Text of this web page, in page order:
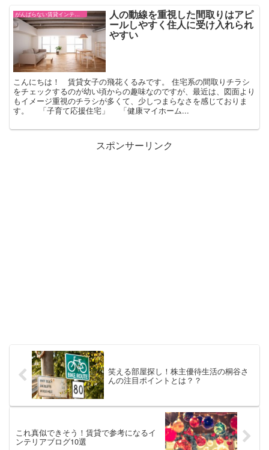
がんばらない賃貸インテリア 人の動線を重視した間取りはアピ
ールしやすく住人に受け入れられ
やすい
こんにちは！ 賃貸女子の飛花くるみです。 住宅系の間取りチラシ
をチェックするのが幼い頃からの趣味なのですが、最近は、図面より
もイメージ重視のチラシが多くて、少しつまらなさを感じておりま
す。 「子育て応援住宅」 「健康マイホーム...
スポンサーリンク
笑える部屋探し！株主優待生活の桐谷さ
んの注目ポイントとは？？
これ真似できそう！賃貸で参考になるイ
ンテリアブログ10選